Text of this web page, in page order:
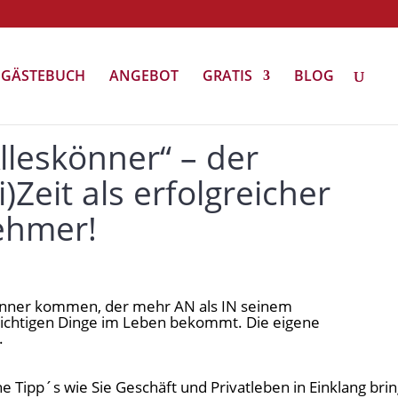
GÄSTEBUCH ANGEBOT GRATIS BLOG
– der
als erfolgreicher
kommen, der mehr AN als IN seinem
Dinge im Leben bekommt. Die eigene
Tipp´s wie Sie Geschäft und Privatleben in Einklang